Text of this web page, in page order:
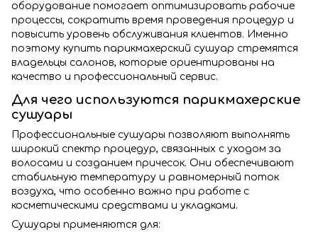
оборудование помогает оптимизировать рабочие
процессы, сократить время проведения процедур и
повысить уровень обслуживания клиентов. Именно
поэтому купить парикмахерский сушуар стремятся
владельцы салонов, которые ориентированы на
качество и профессиональный сервис.
Для чего используются парикмахерские
сушуары
Профессиональные сушуары позволяют выполнять
широкий спектр процедур, связанных с уходом за
волосами и созданием причесок. Они обеспечивают
стабильную температуру и равномерный поток
воздуха, что особенно важно при работе с
косметическими средствами и укладками.
Сушуары применяются для: